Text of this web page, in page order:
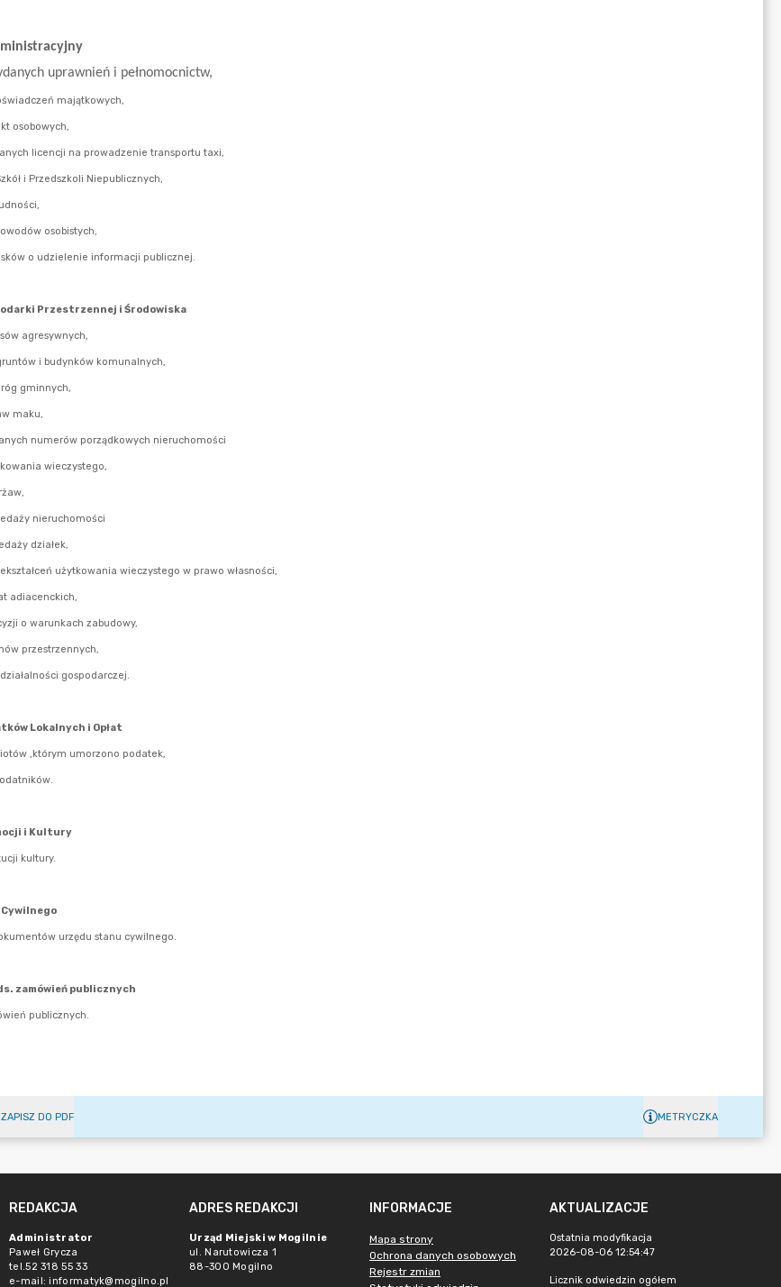
ZAPISZ DO PDF METRYCZKA
REDAKCJA
Administrator
Paweł Grycza
tel.52 318 55 33
e-mail: informatyk@mogilno.pl
ADRES REDAKCJI
Urząd Miejski w Mogilnie
ul. Narutowicza 1
88-300 Mogilno
INFORMACJE
Mapa strony
Ochrona danych osobowych
Rejestr zmian
AKTUALIZACJE
Ostatnia modyfikacja
2026-08-06 12:54:47
Licznik odwiedzin ogółem